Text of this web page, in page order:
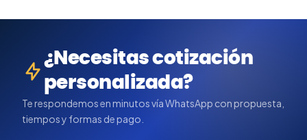
¿Necesitas cotización
personalizada?
Te respondemos en minutos vía WhatsApp con propuesta,
tiempos y formas de pago.